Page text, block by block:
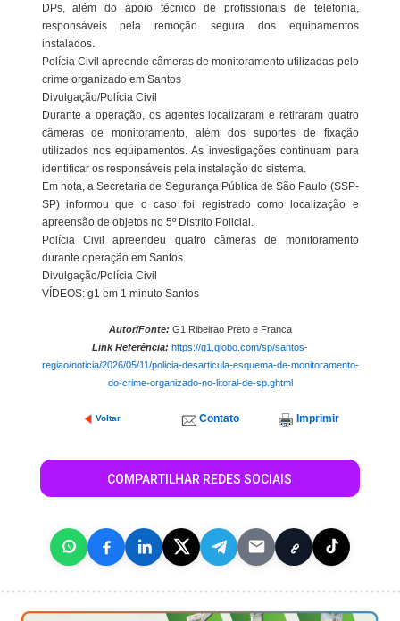
DPs, além do apoio técnico de profissionais de telefonia,
responsáveis pela remoção segura dos equipamentos
instalados.
Polícia Civil apreende câmeras de monitoramento utilizadas pelo
crime organizado em Santos
Divulgação/Polícia Civil
Durante a operação, os agentes localizaram e retiraram quatro
câmeras de monitoramento, além dos suportes de fixação
utilizados nos equipamentos. As investigações continuam para
identificar os responsáveis pela instalação do sistema.
Em nota, a Secretaria de Segurança Pública de São Paulo (SSP-
SP) informou que o caso foi registrado como localização e
apreensão de objetos no 5º Distrito Policial.
Polícia Civil apreendeu quatro câmeras de monitoramento
durante operação em Santos.
Divulgação/Polícia Civil
VÍDEOS: g1 em 1 minuto Santos
Autor/Fonte: G1 Ribeirao Preto e Franca
Link Referência: https://g1.globo.com/sp/santos-
regiao/noticia/2026/05/11/policia-desarticula-esquema-de-monitoramento-
do-crime-organizado-no-litoral-de-sp.ghtml
Voltar Contato Imprimir
COMPARTILHAR REDES SOCIAIS